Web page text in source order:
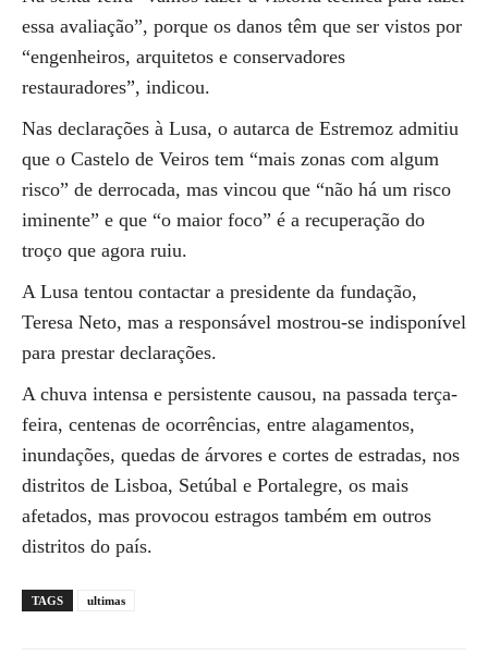
essa avaliação”, porque os danos têm que ser vistos por
“engenheiros, arquitetos e conservadores
restauradores”, indicou.
Nas declarações à Lusa, o autarca de Estremoz admitiu
que o Castelo de Veiros tem “mais zonas com algum
risco” de derrocada, mas vincou que “não há um risco
iminente” e que “o maior foco” é a recuperação do
troço que agora ruiu.
A Lusa tentou contactar a presidente da fundação,
Teresa Neto, mas a responsável mostrou-se indisponível
para prestar declarações.
A chuva intensa e persistente causou, na passada terça-
feira, centenas de ocorrências, entre alagamentos,
inundações, quedas de árvores e cortes de estradas, nos
distritos de Lisboa, Setúbal e Portalegre, os mais
afetados, mas provocou estragos também em outros
distritos do país.
TAGS ultimas